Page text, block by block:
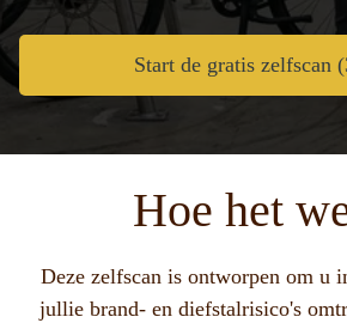
Start de gratis zelfscan
Hoe het
Deze zelfscan is ontworpen om u
jullie brand- en diefstalrisico's